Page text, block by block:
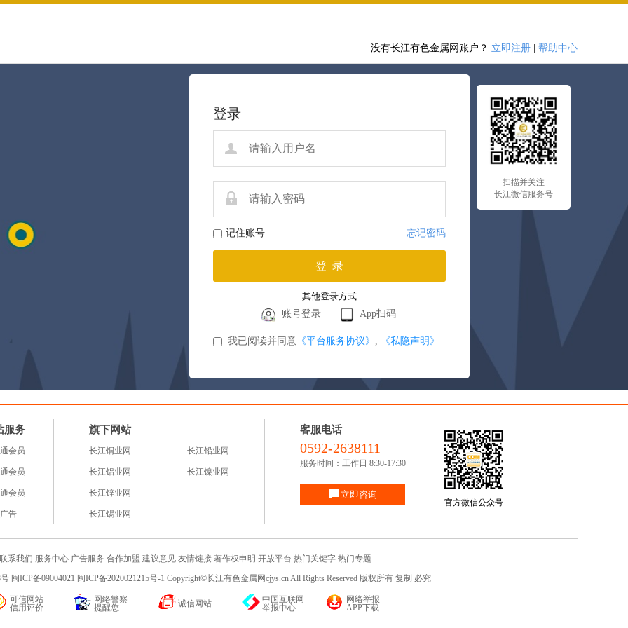
没有长江有色金属网账户？ 立即注册 帮助中心
扫描并关注
长江微信服务号
登录
记住账号 忘记密码
登 录
其他登录方式
账号登录
App扫码
我已阅读并同意 《平台服务协议》 , 《私隐声明》
服务
会员
会员
会员
告
旗下网站
长江铜业网
长江铝业网
长江锌业网
长江锡业网
长江铅业网
长江镍业网
客服电话
0592-2638111
服务时间：工作日 8:30-17:30
立即咨询
官方微信公众号
联系我们 服务中心 广告服务 合作加盟 建议意见 友情链接 著作权申明 开放平台 热门关键字 热门专题
闽ICP备09004021 闽ICP备2020021215号-1 Copyright©长江有色金属网cjys.cn All Rights Reserved 版权所有 复制 必究
可信网站
信用评价
网络警察
提醒您
诚信网站
中国互联网
举报中心
网络举报
APP下载